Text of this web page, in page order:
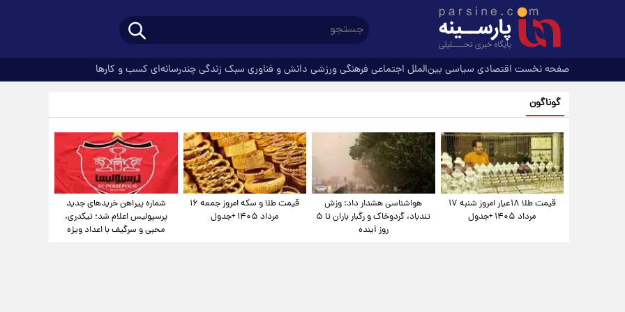
صفحه نخست اقتصادی سیاسی بین‌الملل اجتماعی فرهنگیورزشی دانش و فناوری سبک زندگیچندرسانه‌ای کسب و کارها
گوناگون
قیمت طلا ۱۸عیار امروز شنبه ۱۷
مرداد ۱۴۰۵ +جدول
هواشناسی هشدار داد: وزش
تندباد، گردوخاک و رگبار باران تا ۵
روز آینده
قیمت طلا و سکه امروز جمعه ۱۶
مرداد ۱۴۰۵ +جدول
شماره پیراهن خریدهای جدید
پرسپولیس اعلام شد؛ تیکدری،
محبی و سرگیف با اعداد ویژه